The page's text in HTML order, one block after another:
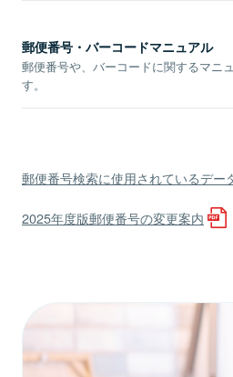
郵便番号・バーコードマニュアル
郵便番号や、バーコードに関するマニ
す。
郵便番号検索に使用されているデー
2025年度版郵便番号の変更案内